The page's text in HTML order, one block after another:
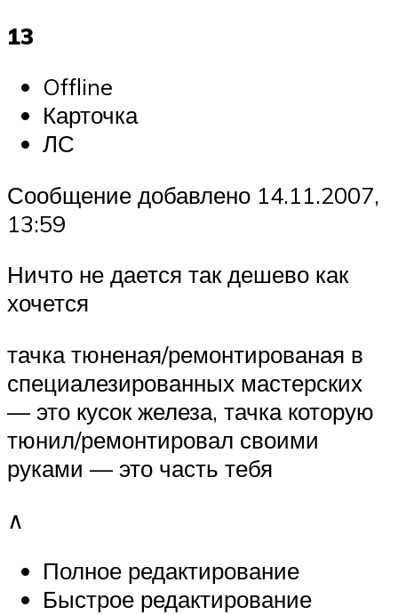
13
Offline
Карточка
ЛС
Сообщение добавлено 14.11.2007,
13:59
Ничто не дается так дешево как
хочется
тачка тюненая/ремонтированая в
специалезированных мастерских
— это кусок железа, тачка которую
тюнил/ремонтировал своими
руками — это часть тебя
∧
Полное редактирование
Быстрое редактирование